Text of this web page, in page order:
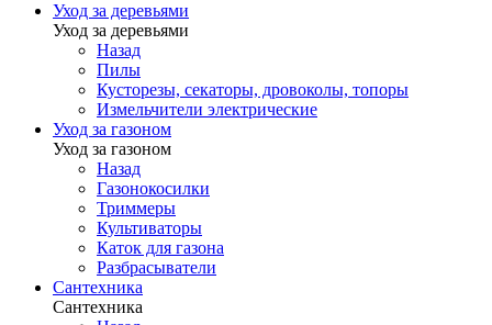
Уход за деревьями
Уход за деревьями
Назад
Пилы
Кусторезы, секаторы, дровоколы, топоры
Измельчители электрические
Уход за газоном
Уход за газоном
Назад
Газонокосилки
Триммеры
Культиваторы
Каток для газона
Разбрасыватели
Сантехника
Сантехника